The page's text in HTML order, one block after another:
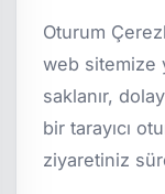
Oturum
web sitemize
saklanır,
bir tarayıcı
ziyaretiniz